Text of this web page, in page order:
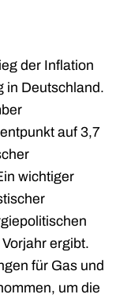
der Inflation
in Deutschland.
auf 3,7
wichtiger
ergibt.
für Gas und
um die